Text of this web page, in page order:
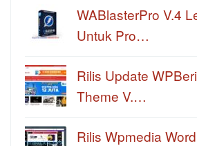
WABlasterPro V.4
Untuk Pro…
Rilis Update
Theme V.…
Rilis Wpmedia